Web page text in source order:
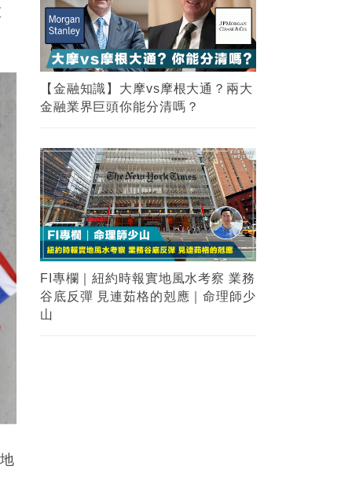
【金融知識】大摩vs摩根大通？兩大
金融業界巨頭你能分清嗎？
FI專欄｜紐約時報實地風水考察 業務
谷底反彈 見連茹格的剋應｜命理師少
山